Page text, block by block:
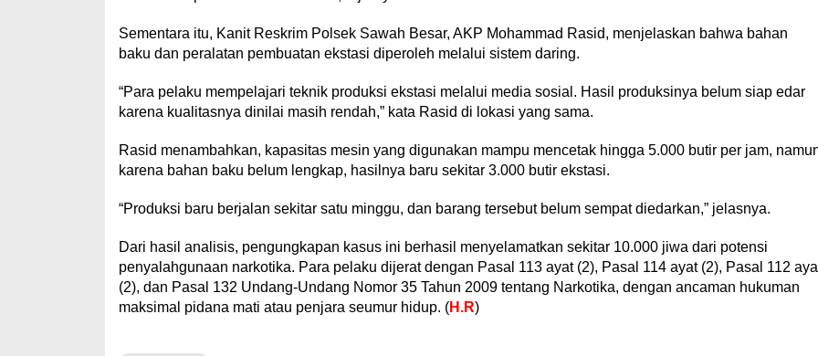
Sementara itu, Kanit Reskrim Polsek Sawah Besar, AKP Mohammad Rasid, menjelaskan bahwa bahan
baku dan peralatan pembuatan ekstasi diperoleh melalui sistem daring.
“Para pelaku mempelajari teknik produksi ekstasi melalui media sosial. Hasil produksinya belum siap edar
karena kualitasnya dinilai masih rendah,” kata Rasid di lokasi yang sama.
Rasid menambahkan, kapasitas mesin yang digunakan mampu mencetak hingga 5.000 butir per jam,
karena bahan baku belum lengkap, hasilnya baru sekitar 3.000 butir ekstasi.
“Produksi baru berjalan sekitar satu minggu, dan barang tersebut belum sempat diedarkan,” jelasnya.
Dari hasil analisis, pengungkapan kasus ini berhasil menyelamatkan sekitar 10.000 jiwa dari potensi
penyalahgunaan narkotika. Para pelaku dijerat dengan Pasal 113 ayat (2), Pasal 114 ayat (2), Pasal 112
(2), dan Pasal 132 Undang-Undang Nomor 35 Tahun 2009 tentang Narkotika, dengan ancaman hukuman
maksimal pidana mati atau penjara seumur hidup. (H.R)